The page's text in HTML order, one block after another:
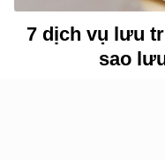
7 dịch vụ lưu
sao